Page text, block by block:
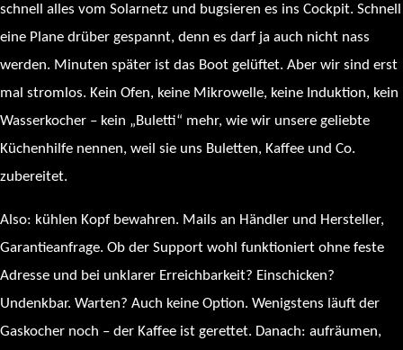
schnell alles vom Solarnetz und bugsieren es ins Cockpit. Schnell
eine Plane drüber gespannt, denn es darf ja auch nicht nass
werden. Minuten später ist das Boot gelüftet. Aber wir sind erst
mal stromlos. Kein Ofen, keine Mikrowelle, keine Induktion, kein
Wasserkocher – kein „Buletti“ mehr, wie wir unsere geliebte
Küchenhilfe nennen, weil sie uns Buletten, Kaffee und Co.
zubereitet.
Also: kühlen Kopf bewahren. Mails an Händler und Hersteller,
Garantieanfrage. Ob der Support wohl funktioniert ohne feste
Adresse und bei unklarer Erreichbarkeit? Einschicken?
Undenkbar. Warten? Auch keine Option. Wenigstens läuft der
Gaskocher noch – der Kaffee ist gerettet. Danach: aufräumen,